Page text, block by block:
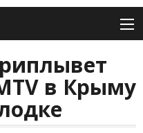
в Крыму